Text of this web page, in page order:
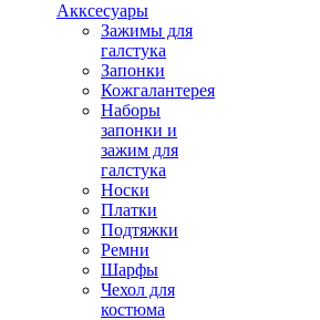
Акксесуары
Зажимы для
галстука
Запонки
Кожгалантерея
Наборы
запонки и
зажим для
галстука
Носки
Платки
Подтяжки
Ремни
Шарфы
Чехол для
костюма